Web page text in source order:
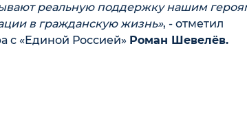
реальную поддержку нашим
в гражданскую жизнь», - отметил
с «Единой Россией» Роман Шевелёв.